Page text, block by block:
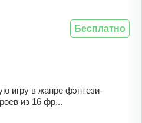
игру в жанре фэнтези-
из 16 фр...
Бесплатно